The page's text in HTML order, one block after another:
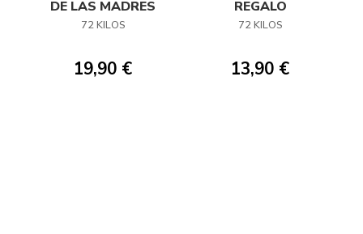
DE LAS MADRES
72 KILOS
19,90 €
REGALO
72 KILOS
13,90 €